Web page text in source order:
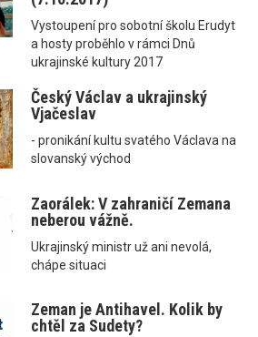
Vystoupení pro sobotní školu Erudyt
a hosty proběhlo v rámci Dnů
ukrajinské kultury 2017
Český Václav a ukrajinský
Vjačeslav
- pronikání kultu svatého Václava na
slovanský východ
Zaorálek: V zahraničí Zemana
neberou vážně.
Ukrajinský ministr už ani nevolá,
chápe situaci
Zeman je Antihavel. Kolik by
chtěl za Sudety?